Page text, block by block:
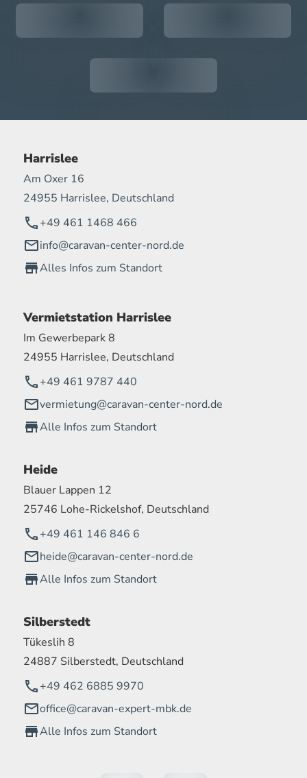
Harrislee
Am Oxer 16
24955 Harrislee, Deutschland
+49 461 1468 466
info@caravan-center-nord.de
Alles Infos zum Standort
Vermietstation Harrislee
Im Gewerbepark 8
24955 Harrislee, Deutschland
+49 461 9787 440
vermietung@caravan-center-nord.de
Alle Infos zum Standort
Heide
Blauer Lappen 12
25746 Lohe-Rickelshof, Deutschland
+49 461 146 846 6
heide@caravan-center-nord.de
Alle Infos zum Standort
Silberstedt
Tükeslih 8
24887 Silberstedt, Deutschland
+49 462 6885 9970
office@caravan-expert-mbk.de
Alle Infos zum Standort